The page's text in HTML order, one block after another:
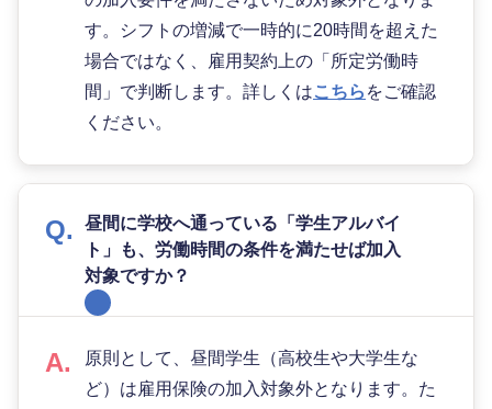
す。シフトの増減で一時的に20時間を超えた
場合ではなく、雇用契約上の「所定労働時
間」で判断します。詳しくはこちら をご確認
ください。
昼間に学校へ通っている「学生アルバイ
ト」も、労働時間の条件を満たせば加入
対象ですか？
原則として、昼間学生（高校生や大学生な
ど）は雇用保険の加入対象外となります。た